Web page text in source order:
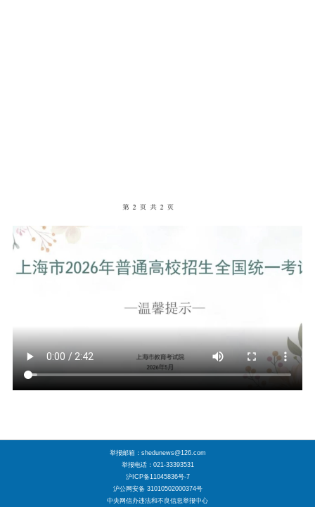
举报邮箱：shedunews@126.com
举报电话：021-33393531
沪ICP备11045836号-7
沪公网安备 31010502000374号
中央网信办违法和不良信息举报中心